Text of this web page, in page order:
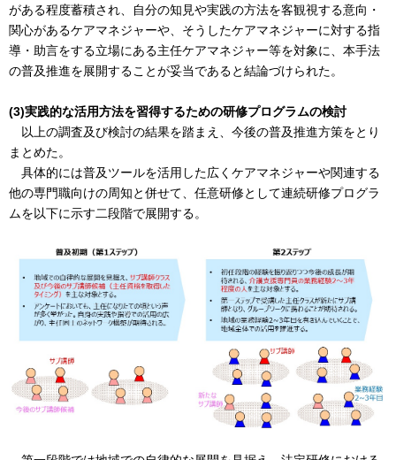
がある程度蓄積され、自分の知見や実践の方法を客観視する意向・
関心があるケアマネジャーや、そうしたケアマネジャーに対する指
導・助言をする立場にある主任ケアマネジャー等を対象に、本手法
の普及推進を展開することが妥当であると結論づけられた。
(3)実践的な活用方法を習得するための研修プログラムの検討
以上の調査及び検討の結果を踏まえ、今後の普及推進方策をとり
まとめた。
具体的には普及ツールを活用した広くケアマネジャーや関連する
他の専門職向けの周知と併せて、任意研修として連続研修プログラ
ムを以下に示す二段階で展開する。